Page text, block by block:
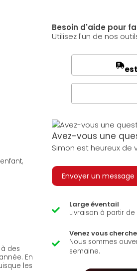
des
En
les
Besoin d'aide pour
Utilisez l'un de nos
Avez-vous une
Simon est heureux
Envoyer un message
Large éventail
Livraison à partir
Venez vous
Nous sommes
semaine.